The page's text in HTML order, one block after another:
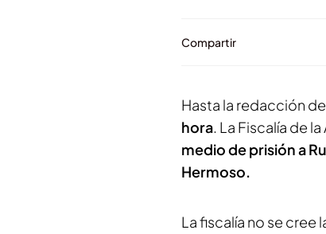
Compartir
Hasta la redacción de
hora. La Fiscalía de
medio de prisión a
Hermoso.
La fiscalía no se cree